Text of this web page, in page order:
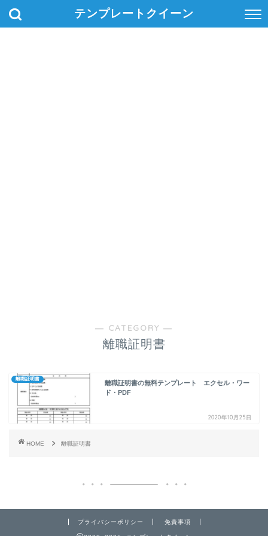
テンプレートクイーン
― CATEGORY ―
離職証明書
離職証明書
離職証明書の無料テンプレート エクセル・ワー
ド・PDF
2020年10月25日
HOME 離職証明書
プライバシーポリシー 免責事項